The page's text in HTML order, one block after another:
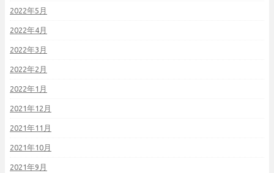
2022年5月
2022年4月
2022年3月
2022年2月
2022年1月
2021年12月
2021年11月
2021年10月
2021年9月